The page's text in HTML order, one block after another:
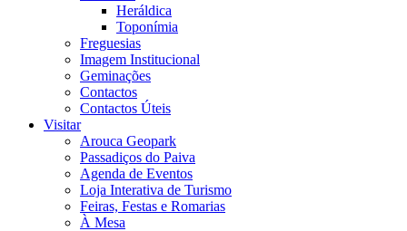
Heráldica
Toponímia
Freguesias
Imagem Institucional
Geminações
Contactos
Contactos Úteis
Visitar
Arouca Geopark
Passadiços do Paiva
Agenda de Eventos
Loja Interativa de Turismo
Feiras, Festas e Romarias
À Mesa